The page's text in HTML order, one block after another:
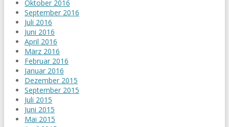
Oktober 2016
September 2016
Juli 2016
Juni 2016
April 2016
März 2016
Februar 2016
Januar 2016
Dezember 2015
September 2015
Juli 2015
Juni 2015
Mai 2015